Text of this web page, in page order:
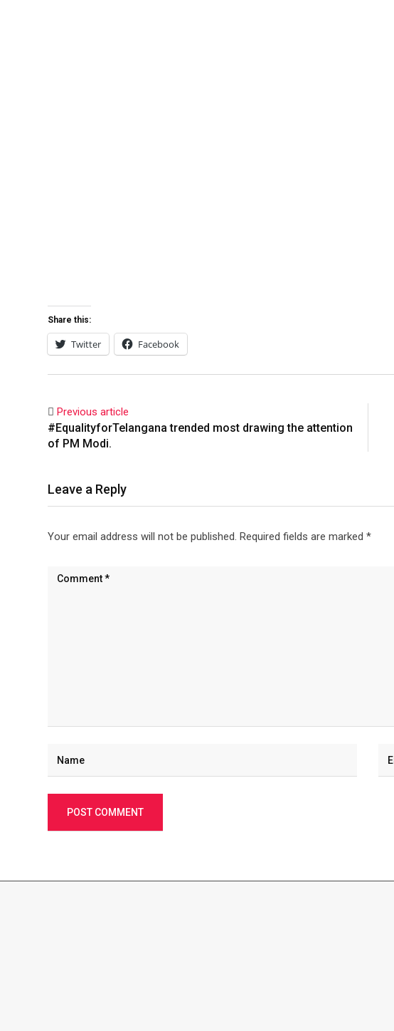
Share this:
Twitter Facebook
Previous article
#EqualityforTelangana trended most drawing the attention
of PM Modi.
Leave a Reply
Your email address will not be published. Required fields are marked *